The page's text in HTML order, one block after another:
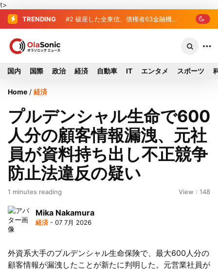
t>
TRENDING #2 破産した全東信、債権者63金融機
#3 プロ野球2026年、勝ち組と負け組
国内 国際 政治 経済 自動車 IT エンタメ スポーツ
Home / 経済
プルデンシャル生命で600
人分の顧客情報漏洩、元社
員が資料持ち出し不正競争
防止法違反の疑い
1 minutes reading View : 148
Mika Nakamura
経済 - 07 7月 2026
外資系大手のプルデンシャル生命保険で、最大600人分の
顧客情報が漏洩したことが新たに判明した。元営業社員が